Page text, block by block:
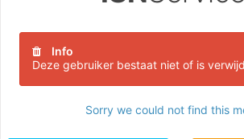
Info
Deze gebruiker bestaat niet of is
Sorry we could not find this